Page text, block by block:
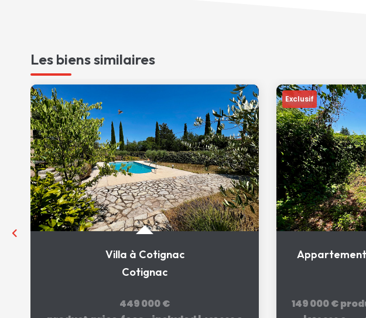
Les biens similaires
Villa à Cotignac
Cotignac
449 000 €
Exclusif
149 000 €